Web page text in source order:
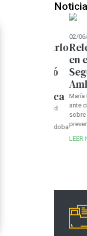
02/06/
en el
María Pía
ante
sobre la
preventiva
LEER NOTA